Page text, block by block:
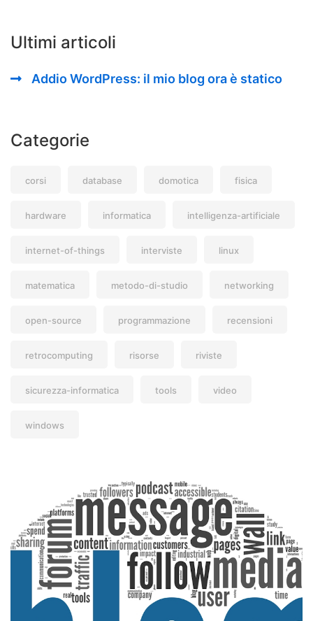
Ultimi articoli
Addio WordPress: il mio blog ora è statico
Categorie
corsi database domotica fisica
hardware informatica intelligenza-artificiale
internet-of-things interviste linux
matematica metodo-di-studio networking
open-source programmazione recensioni
retrocomputing risorse riviste
sicurezza-informatica tools video
windows